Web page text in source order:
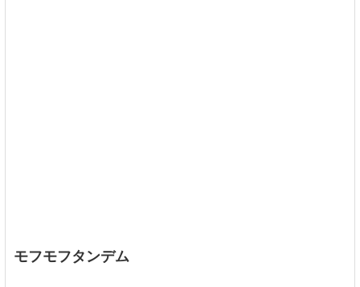
モフモフタンデム